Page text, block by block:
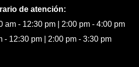
de atención:
am - 12:30 pm | 2:00 pm - 4:00 pm
- 12:30 pm | 2:00 pm - 3:30 pm